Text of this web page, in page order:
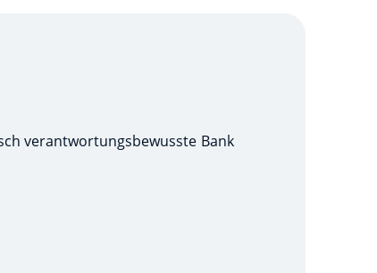
verantwortungsbewusste Bank